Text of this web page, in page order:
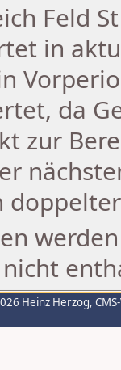
Feld
in
da
zur
Heinz Herzog,